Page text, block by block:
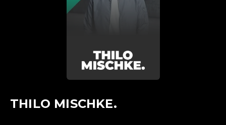
THILO MISCHKE.